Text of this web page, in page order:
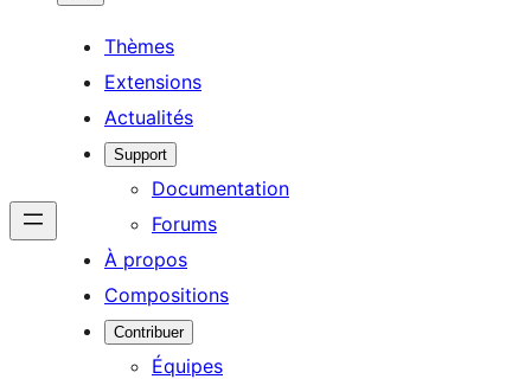
Thèmes
Extensions
Actualités
Support
Documentation
Forums
À propos
Compositions
Contribuer
Équipes